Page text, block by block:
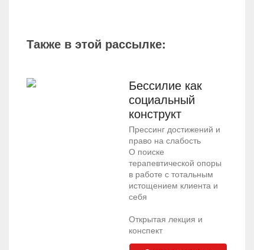
Также в этой рассылке:
Бессилие как
социальный
конструкт
Прессинг достижений и
право на слабость
О поиске
терапевтической опоры
в работе с тотальным
истощением клиента и
себя
Открытая лекция и
конспект